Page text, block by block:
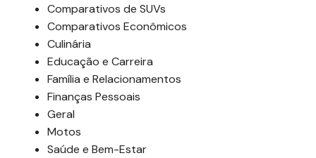
Comparativos de SUVs
Comparativos Econômicos
Culinária
Educação e Carreira
Família e Relacionamentos
Finanças Pessoais
Geral
Motos
Saúde e Bem-Estar